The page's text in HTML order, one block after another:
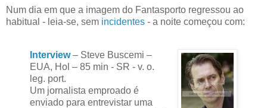
Num dia em que a imagem do Fantasporto regressou ao
habitual - leia-se, sem incidentes - a noite começou com:
Interview – Steve Buscemi –
EUA, Hol – 85 min - SR - v. o.
leg. port.
Um jornalista emproado é
enviado para entrevistar uma